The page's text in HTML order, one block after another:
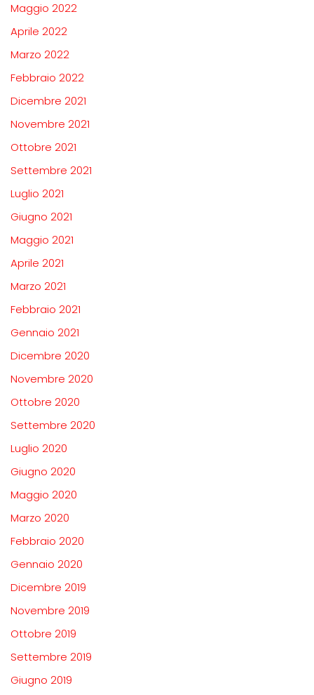
Maggio 2022
Aprile 2022
Marzo 2022
Febbraio 2022
Dicembre 2021
Novembre 2021
Ottobre 2021
Settembre 2021
Luglio 2021
Giugno 2021
Maggio 2021
Aprile 2021
Marzo 2021
Febbraio 2021
Gennaio 2021
Dicembre 2020
Novembre 2020
Ottobre 2020
Settembre 2020
Luglio 2020
Giugno 2020
Maggio 2020
Marzo 2020
Febbraio 2020
Gennaio 2020
Dicembre 2019
Novembre 2019
Ottobre 2019
Settembre 2019
Giugno 2019